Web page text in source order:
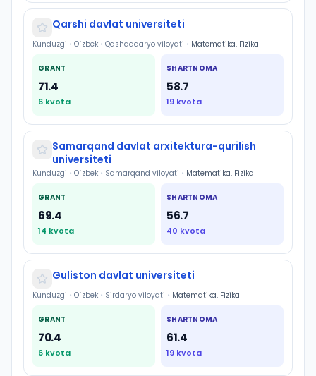
Qarshi davlat universiteti
Kunduzgi • O`zbek • Qashqadaryo viloyati • Matematika, Fizika
GRANT
71.4
6 kvota
SHARTNOMA
58.7
19 kvota
Samarqand davlat arxitektura-qurilish
universiteti
Kunduzgi • O`zbek • Samarqand viloyati • Matematika, Fizika
GRANT
69.4
14 kvota
SHARTNOMA
56.7
40 kvota
Guliston davlat universiteti
Kunduzgi • O`zbek • Sirdaryo viloyati • Matematika, Fizika
GRANT
70.4
6 kvota
SHARTNOMA
61.4
19 kvota